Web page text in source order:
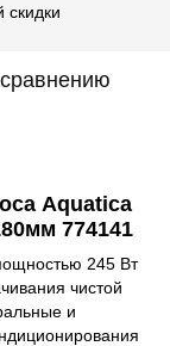
скидки
Aquatica
774141
245 Вт
чистой
и